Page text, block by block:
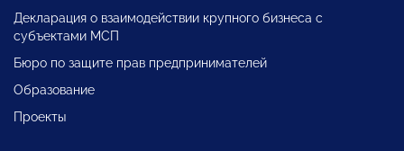
Декларация о взаимодействии крупного бизнеса с
субъектами МСП
Бюро по защите прав предпринимателей
Образование
Проекты